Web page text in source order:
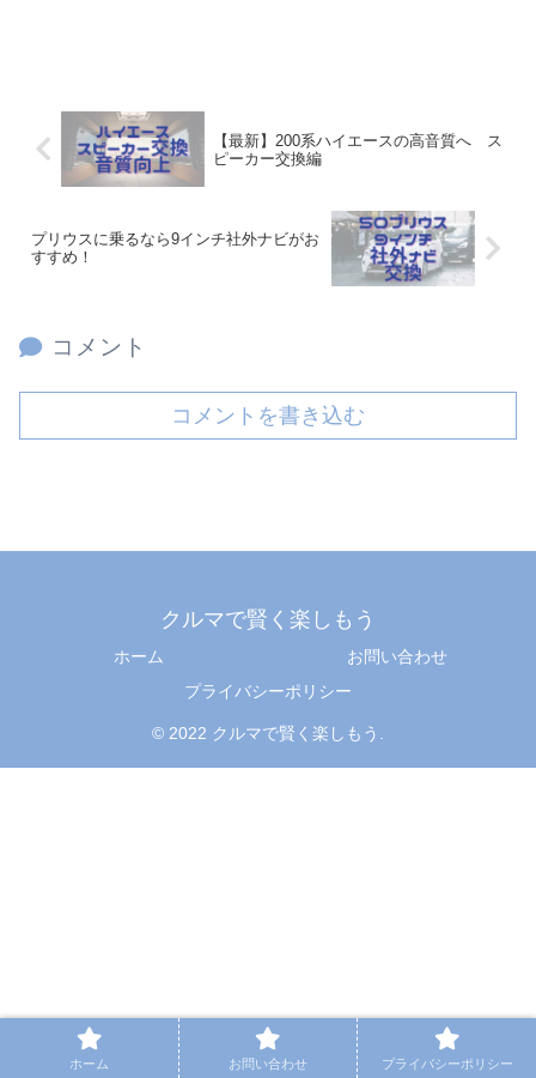
【最新】200系ハイエースの高音質へ ス
ピーカー交換編
プリウスに乗るなら9インチ社外ナビがお
すすめ！
コメント
コメントを書き込む
クルマで賢く楽しもう
ホーム
お問い合わせ
プライバシーポリシー
© 2022 クルマで賢く楽しもう.
ホーム お問い合わせ プライバシーポリシー